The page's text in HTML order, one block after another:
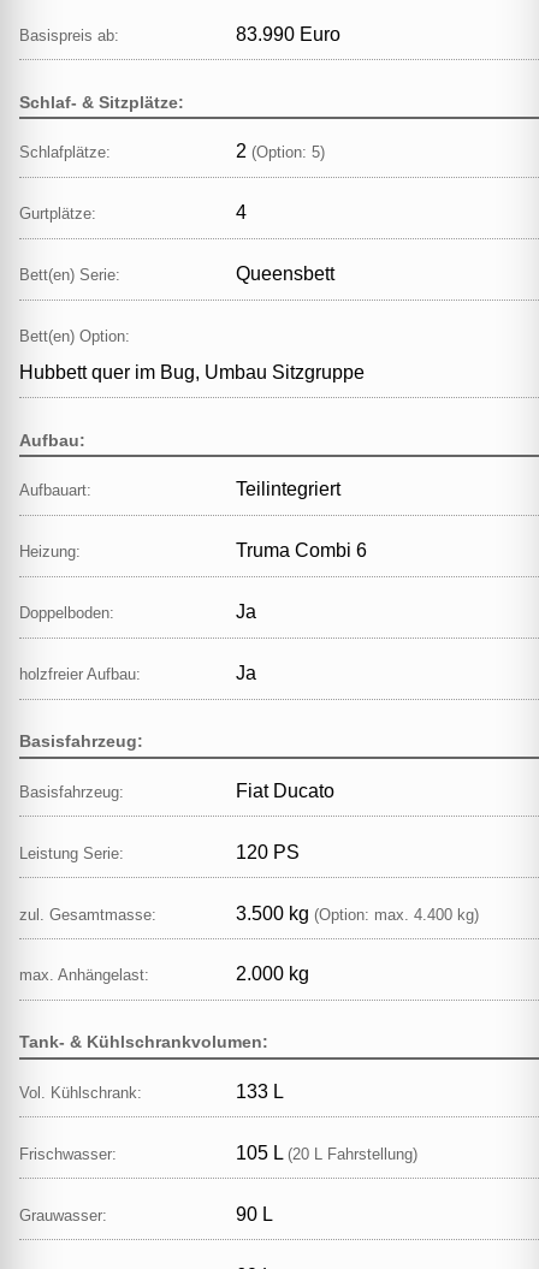
Basispreis ab: 83.990 Euro
Schlaf- & Sitzplätze:
Schlafplätze: 2 (Option: 5)
Gurtplätze: 4
Bett(en) Serie: Queensbett
Bett(en) Option:
Hubbett quer im Bug, Umbau Sitzgruppe
Aufbau:
Aufbauart: Teilintegriert
Heizung: Truma Combi 6
Doppelboden: Ja
holzfreier Aufbau: Ja
Basisfahrzeug:
Basisfahrzeug: Fiat Ducato
Leistung Serie: 120 PS
zul. Gesamtmasse: 3.500 kg (Option: max. 4.400 kg)
max. Anhängelast: 2.000 kg
Tank- & Kühlschrankvolumen:
Vol. Kühlschrank: 133 L
Frischwasser: 105 L (20 L Fahrstellung)
Grauwasser: 90 L